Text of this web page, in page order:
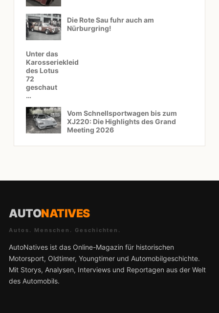
Die Rote Sau fuhr auch am
Nürburgring!
Unter das
Karosseriekleid
des Lotus
72
geschaut
…
Vom Schnellsportwagen bis zum
XJ220: Die Highlights des Grand
Meeting 2026
AUTONATIVES
Autos. Menschen. Geschichten.
AutoNatives ist das Online-Magazin für historischen
Motorsport, Oldtimer, Youngtimer und Automobilgeschichte.
Mit Storys, Analysen, Interviews und Reportagen aus der Welt
des Automobils.